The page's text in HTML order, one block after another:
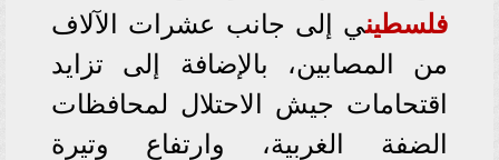
فلسطيني إلى جانب عشرات الآلاف
من المصابين، بالإضافة إلى تزايد
اقتحامات جيش الاحتلال لمحافظات
الضفة الغربية، وارتفاع وتيرة